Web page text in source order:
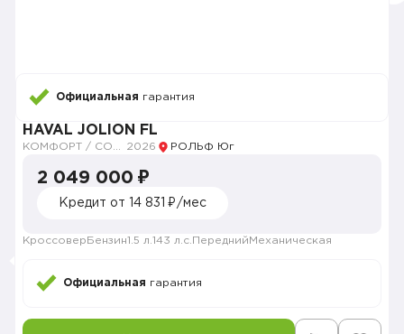
Официальная гарантия
HAVAL JOLION FL
2026 РОЛЬФ Юг
2 049 000 ₽
Кредит от 14 831 ₽/мес
Кроссовер Бензин1.5 л. 143 л.с. Передний Механическая
Официальная гарантия